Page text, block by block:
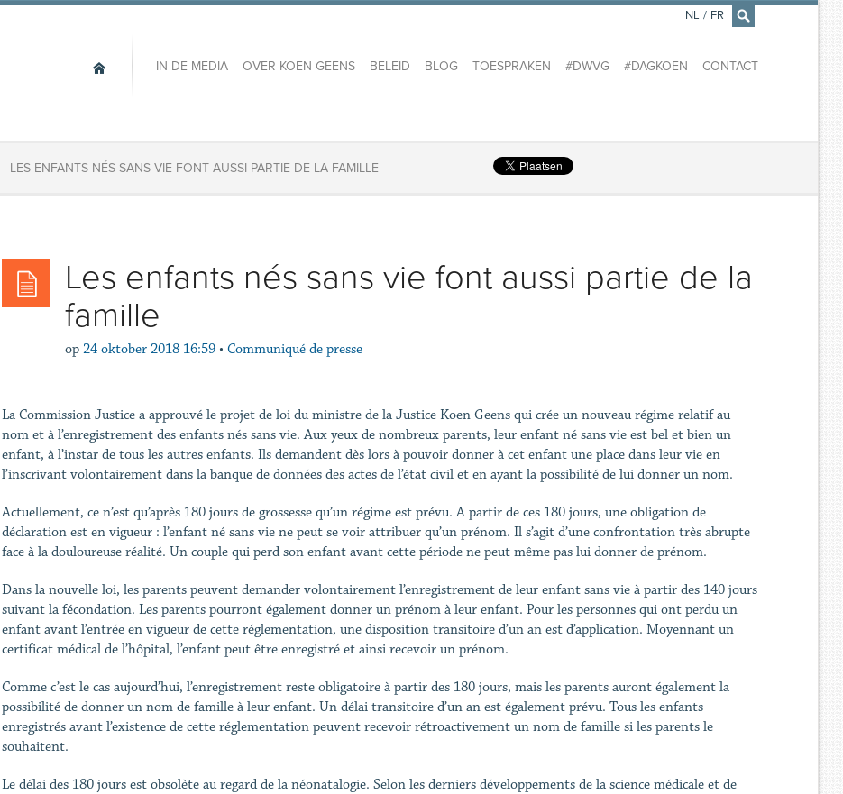
×
IN DE MEDIA OVER KOEN GEENS BELEID BLOG TOESPRAKEN #DWVG #DAGKOEN CONTACT
NL / FR
LES ENFANTS NÉS SANS VIE FONT AUSSI PARTIE DE LA FAMILLE
Les enfants nés sans vie font aussi partie de la
famille
op 24 oktober 2018 16:59 • Communiqué de presse
La Commission Justice a approuvé le projet de loi du ministre de la Justice Koen Geens qui crée un nouveau régime relatif au
nom et à l’enregistrement des enfants nés sans vie. Aux yeux de nombreux parents, leur enfant né sans vie est bel et bien un
enfant, à l’instar de tous les autres enfants. Ils demandent dès lors à pouvoir donner à cet enfant une place dans leur vie en
l’inscrivant volontairement dans la banque de données des actes de l’état civil et en ayant la possibilité de lui donner un nom.
Actuellement, ce n’est qu’après 180 jours de grossesse qu’un régime est prévu. A partir de ces 180 jours, une obligation de
déclaration est en vigueur : l’enfant né sans vie ne peut se voir attribuer qu’un prénom. Il s’agit d’une confrontation très abrupte
face à la douloureuse réalité. Un couple qui perd son enfant avant cette période ne peut même pas lui donner de prénom.
Dans la nouvelle loi, les parents peuvent demander volontairement l’enregistrement de leur enfant sans vie à partir des 140 jours
suivant la fécondation. Les parents pourront également donner un prénom à leur enfant. Pour les personnes qui ont perdu un
enfant avant l’entrée en vigueur de cette réglementation, une disposition transitoire d’un an est d’application. Moyennant un
certificat médical de l’hôpital, l’enfant peut être enregistré et ainsi recevoir un prénom.
Comme c’est le cas aujourd’hui, l’enregistrement reste obligatoire à partir des 180 jours, mais les parents auront également la
possibilité de donner un nom de famille à leur enfant. Un délai transitoire d’un an est également prévu. Tous les enfants
enregistrés avant l’existence de cette réglementation peuvent recevoir rétroactivement un nom de famille si les parents le
souhaitent.
Le délai des 180 jours est obsolète au regard de la néonatalogie. Selon les derniers développements de la science médicale et de